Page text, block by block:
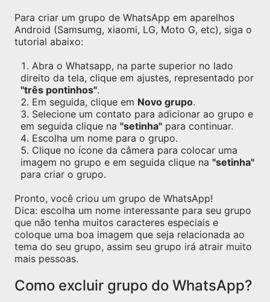
Para criar um grupo de WhatsApp em aparelhos
Android (Samsumg, xiaomi, LG, Moto G, etc), siga o
tutorial abaixo:
Abra o Whatsapp, na parte superior no lado
direito da tela, clique em ajustes, representado por
"três pontinhos".
Em seguida, clique em Novo grupo.
Selecione um contato para adicionar ao grupo e
em seguida clique na "setinha" para continuar.
Escolha um nome para o grupo.
Clique no ícone da câmera para colocar uma
imagem no grupo e em seguida clique na "setinha"
para criar o grupo.
Pronto, você criou um grupo de WhatsApp!
Dica: escolha um nome interessante para seu grupo
que não tenha muitos caracteres especiais e
coloque uma boa imagem que seja relacionada ao
tema do seu grupo, assim seu grupo irá atrair muito
mais pessoas.
Como excluir grupo do WhatsApp?